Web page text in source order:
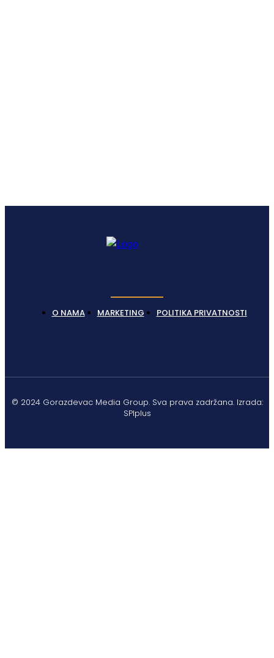
O NAMA MARKETING POLITIKA PRIVATNOSTI
© 2024 Gorazdevac Media Group. Sva prava zadržana. Izrada:
SPIplus